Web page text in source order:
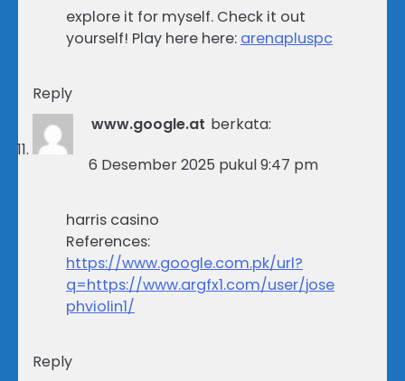
explore it for myself. Check it out
yourself! Play here here: arenapluspc
Reply
www.google.at berkata:
6 Desember 2025 pukul 9:47 pm
harris casino
References:
https://www.google.com.pk/url?
q=https://www.argfx1.com/user/jose
phviolin1/
Reply